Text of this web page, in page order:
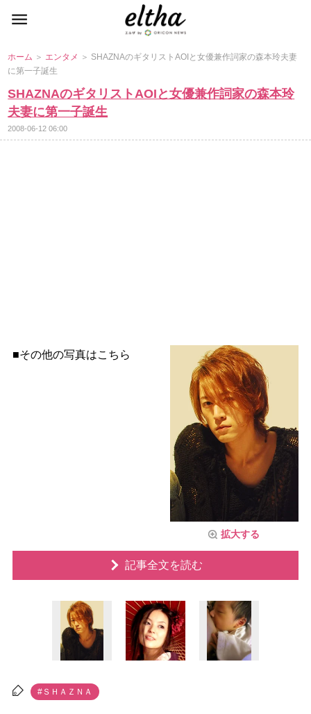
ホーム ＞ エンタメ ＞ SHAZNAのギタリストAOIと女優兼作詞家の森本玲夫妻
に第一子誕生
SHAZNAのギタリストAOIと女優兼作詞家の森本玲
夫妻に第一子誕生
2008-06-12 06:00
拡大する
■その他の写真はこちら
記事全文を読む
#ＳＨＡＺＮＡ